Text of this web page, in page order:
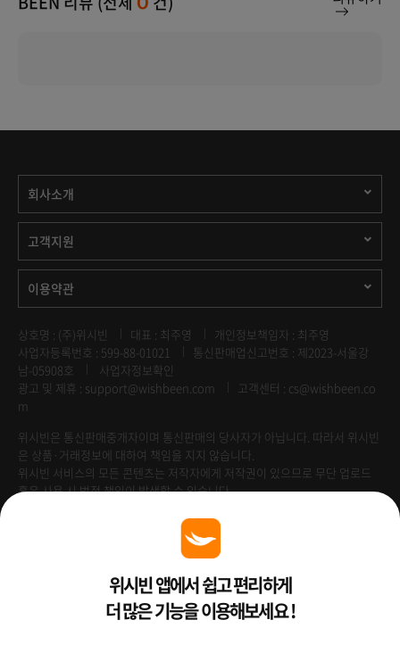
0
회사소개
고객지원
이용약관
상호명 : (주)위시빈 대표 : 최주영
개인정보책임자 : 최주영
사업자등록번호 : 599-88-01021
통신판매업신고번호 : 제2023-서울강
남-05908호
사업자정보확인
광고 및 제휴 : support@wishbeen.com
고객센터 : cs@wishbeen.co
m
위시빈은 통신판매중개자이며 통신판매의 당사자가 아닙니다. 따라서 위시빈
은 상품·거래정보에 대하여 책임을 지지 않습니다.
위시빈 서비스의 모든 콘텐츠는 저작자에게 저작권이 있으므로 무단 업로드
혹은 사용 시 법적 책임이 발생할 수 있습니다.
Venture Enterprise위시빈 앱에서 쉽고 편리하게
더 많은 기능을 이용해보세요 !